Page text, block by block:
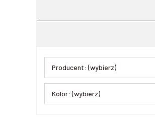
Producent: (wybierz)
Kolor: (wybierz)